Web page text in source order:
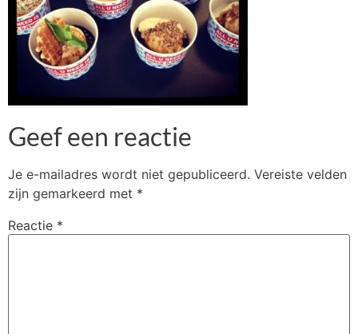
Geef een reactie
Je e-mailadres wordt niet gepubliceerd. Vereiste velden
zijn gemarkeerd met *
Reactie *